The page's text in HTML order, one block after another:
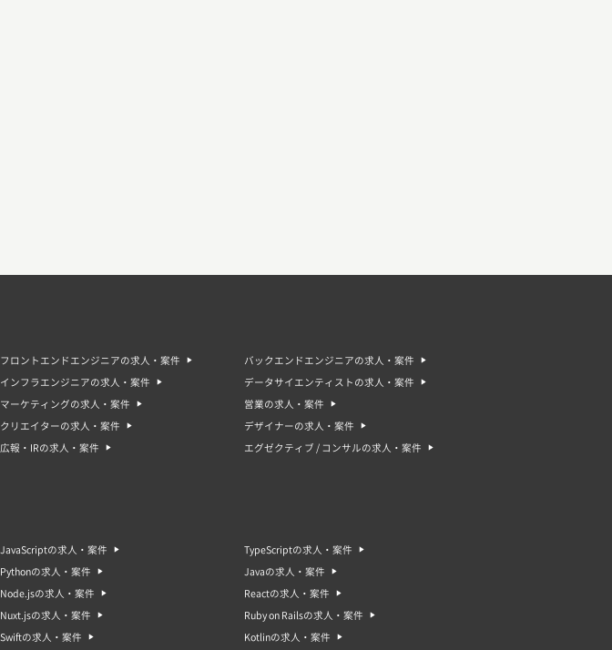
フロントエンドエンジニアの求人・案件 バックエンドエンジニアの求人・案件
インフラエンジニアの求人・案件 データサイエンティストの求人・案件
マーケティングの求人・案件 営業の求人・案件
クリエイターの求人・案件 デザイナーの求人・案件
広報・IRの求人・案件 エグゼクティブ / コンサルの求人・案件
JavaScriptの求人・案件 TypeScriptの求人・案件
Pythonの求人・案件 Javaの求人・案件
Node.jsの求人・案件 Reactの求人・案件
Nuxt.jsの求人・案件 Ruby on Railsの求人・案件
Swiftの求人・案件 Kotlinの求人・案件